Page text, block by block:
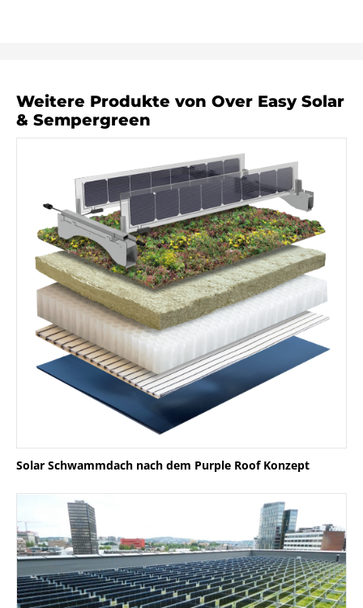
Weitere Produkte von Over Easy Solar
& Sempergreen
Solar Schwammdach nach dem Purple Roof Konzept